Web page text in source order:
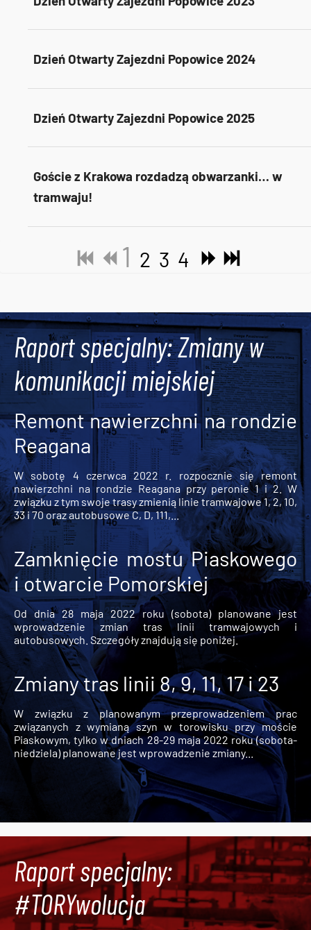
Dzień Otwarty Zajezdni Popowice 2024
Dzień Otwarty Zajezdni Popowice 2025
Goście z Krakowa rozdadzą obwarzanki… w
tramwaju!
1 2 3 4
Raport specjalny: Zmiany w
komunikacji miejskiej
Remont nawierzchni na rondzie
Reagana
W sobotę 4 czerwca 2022 r. rozpocznie się remont
nawierzchni na rondzie Reagana przy peronie 1 i 2. W
związku z tym swoje trasy zmienią linie tramwajowe 1, 2, 10,
33 i 70 oraz autobusowe C, D, 111,...
Zamknięcie mostu Piaskowego
i otwarcie Pomorskiej
Od dnia 28 maja 2022 roku (sobota) planowane jest
wprowadzenie zmian tras linii tramwajowych i
autobusowych. Szczegóły znajdują się poniżej.
Zmiany tras linii 8, 9, 11, 17 i 23
W związku z planowanym przeprowadzeniem prac
związanych z wymianą szyn w torowisku przy moście
Piaskowym, tylko w dniach 28-29 maja 2022 roku (sobota-
niedziela) planowane jest wprowadzenie zmiany...
Raport specjalny:
#TORYwolucja